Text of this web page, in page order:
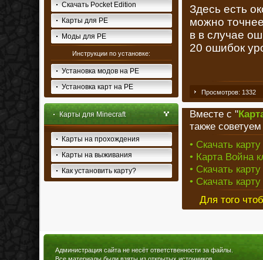
Скачать Pocket Edition
Карты для PE
Моды для PE
Инструкции по установке:
Установка модов на PE
Установка карт на PE
Карты для Minecraft
Карты на прохождения
Карты на выживания
Как установить карту?
Здесь есть
можно
в в случае
20 ошибок
Просмотров: 1332
Вместе с "
также
• Скачать
• Карта Война
• Скачать
• Скачать
Для того
Администрация сайта не несёт ответственности за файлы.